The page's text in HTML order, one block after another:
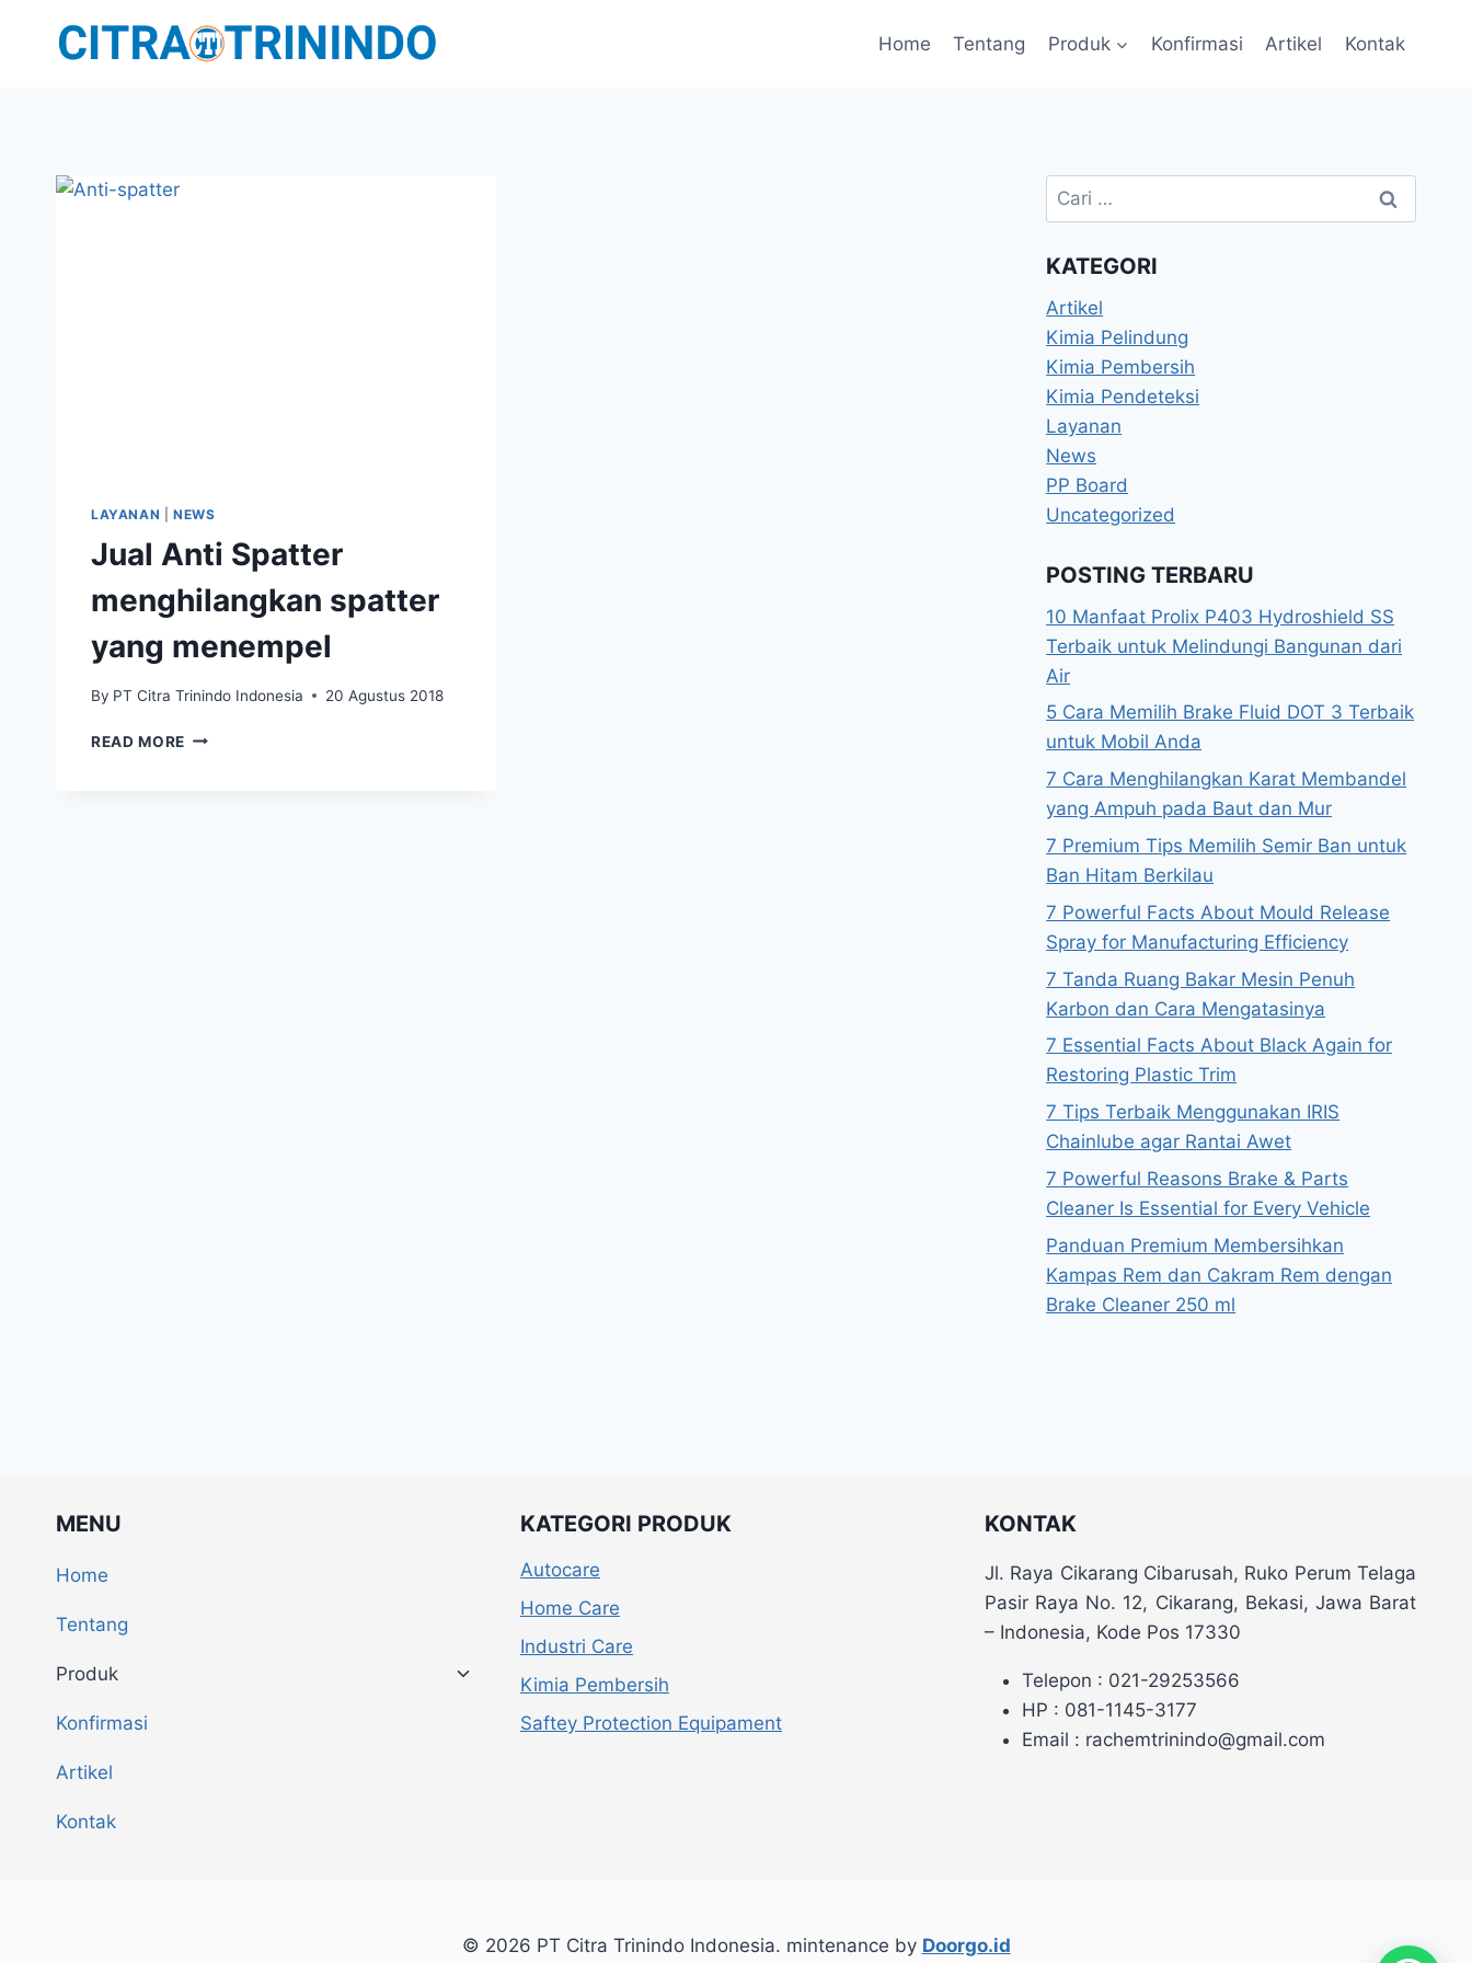
Home Tentang Produk Konfirmasi Artikel Kontak
LAYANAN NEWS
Jual Anti Spatter
menghilangkan spatter
yang menempel
By PT Citra Trinindo Indonesia 20 Agustus 2018
READ MORE
KATEGORI
Artikel
Kimia Pelindung
Kimia Pembersih
Kimia Pendeteksi
Layanan
News
PP Board
Uncategorized
POSTING TERBARU
10 Manfaat Prolix P403 Hydroshield SS
Terbaik untuk Melindungi Bangunan dari
Air
5 Cara Memilih Brake Fluid DOT 3 Terbaik
untuk Mobil Anda
7 Cara Menghilangkan Karat Membandel
yang Ampuh pada Baut dan Mur
7 Premium Tips Memilih Semir Ban untuk
Ban Hitam Berkilau
7 Powerful Facts About Mould Release
Spray for Manufacturing Efficiency
7 Tanda Ruang Bakar Mesin Penuh
Karbon dan Cara Mengatasinya
7 Essential Facts About Black Again for
Restoring Plastic Trim
7 Tips Terbaik Menggunakan IRIS
Chainlube agar Rantai Awet
7 Powerful Reasons Brake & Parts
Cleaner Is Essential for Every Vehicle
Panduan Premium Membersihkan
Kampas Rem dan Cakram Rem dengan
Brake Cleaner 250 ml
MENU
Home
Tentang
Produk
Konfirmasi
Artikel
Kontak
KATEGORI PRODUK
Autocare
Home Care
Industri Care
Kimia Pembersih
Saftey Protection Equipament
KONTAK
Jl. Raya Cikarang Cibarusah, Ruko Perum Telaga
Pasir Raya No. 12, Cikarang, Bekasi, Jawa Barat
– Indonesia, Kode Pos 17330
Telepon : 021-29253566
HP : 081-1145-3177
Email : rachemtrinindo@gmail.com
© 2026 PT Citra Trinindo Indonesia. mintenance by Doorgo.id